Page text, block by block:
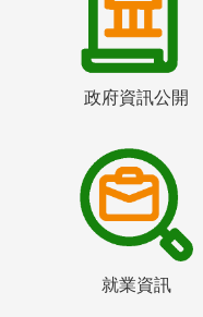
政府資訊公開
就業資訊